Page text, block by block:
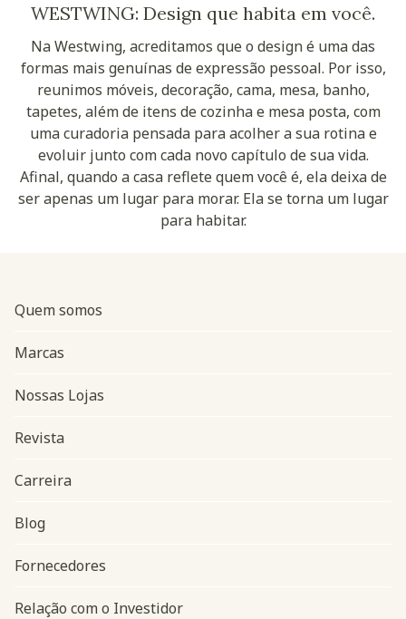
WESTWING: Design que habita em você.
Na Westwing, acreditamos que o design é uma das
formas mais genuínas de expressão pessoal. Por isso,
reunimos móveis, decoração, cama, mesa, banho,
tapetes, além de itens de cozinha e mesa posta, com
uma curadoria pensada para acolher a sua rotina e
evoluir junto com cada novo capítulo de sua vida.
Afinal, quando a casa reflete quem você é, ela deixa de
ser apenas um lugar para morar. Ela se torna um lugar
para habitar.
Navegação do rodapé
Quem somos
Marcas
Nossas Lojas
Revista
Carreira
Blog
Fornecedores
Relação com o Investidor